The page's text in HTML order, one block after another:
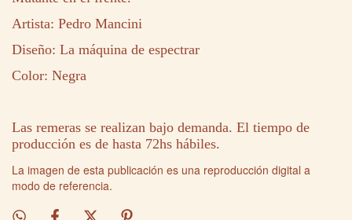
Artista: Pedro Mancini
Diseño: La máquina de espectrar
Color: Negra
Las remeras se realizan bajo demanda. El tiempo de
producción es de hasta 72hs hábiles.
La imagen de esta publicación es una reproducción digital a
modo de referencia.